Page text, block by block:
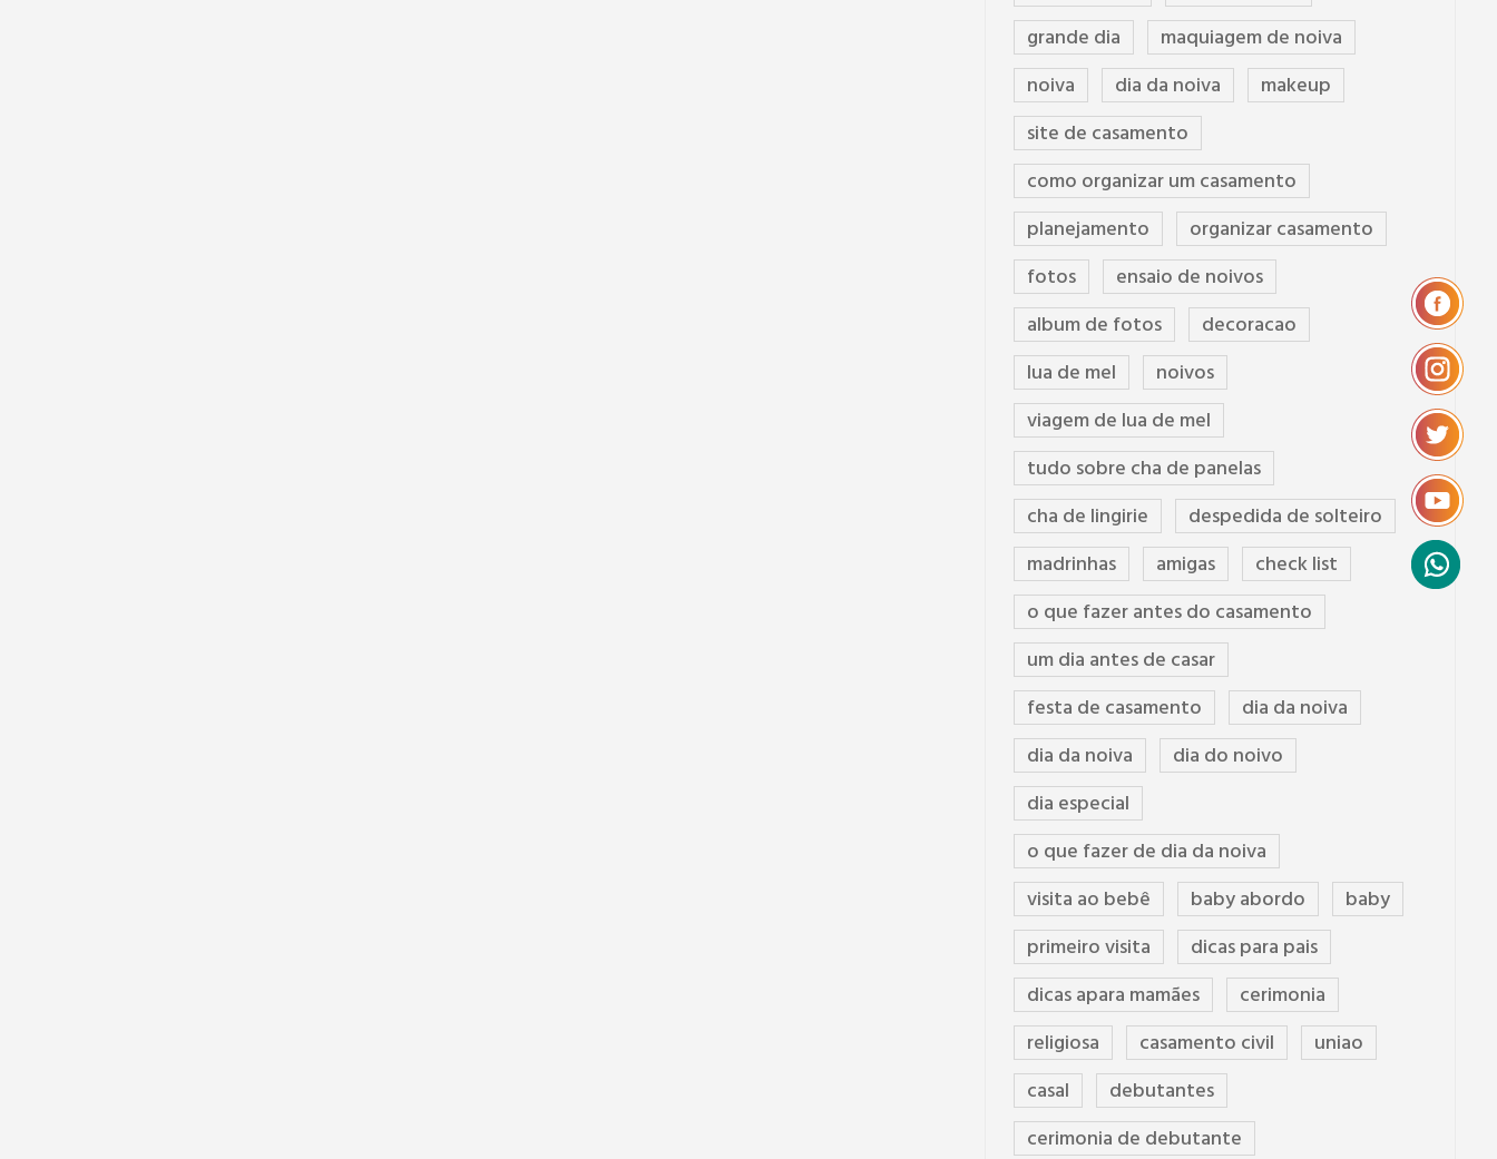
grande dia
maquiagem de noiva
noiva
dia da noiva
makeup
site de casamento
como organizar um casamento
planejamento
organizar casamento
fotos
ensaio de noivos
album de fotos
decoracao
lua de mel
noivos
viagem de lua de mel
tudo sobre cha de panelas
cha de lingirie
despedida de solteiro
madrinhas
amigas
check list
o que fazer antes do casamento
um dia antes de casar
festa de casamento
dia da noiva
dia da noiva
dia do noivo
dia especial
o que fazer de dia da noiva
visita ao bebê
baby abordo
baby
primeiro visita
dicas para pais
dicas apara mamães
cerimonia
religiosa
casamento civil
uniao
casal
debutantes
cerimonia de debutante